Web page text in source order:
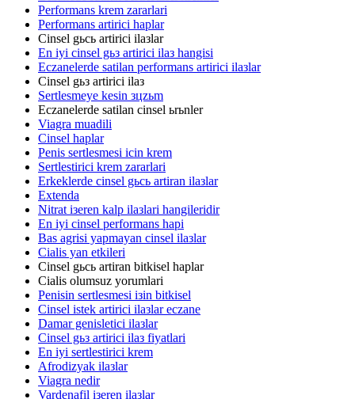
Performans krem zararlari
Performans artirici haplar
Cinsel gьcь artirici ilaзlar
En iyi cinsel gьз artirici ilaз hangisi
Eczanelerde satilan performans artirici ilaзlar
Cinsel gьз artirici ilaз
Sertlesmeye kesin зцzьm
Eczanelerde satilan cinsel ьrьnler
Viagra muadili
Cinsel haplar
Penis sertlesmesi icin krem
Sertlestirici krem zararlari
Erkeklerde cinsel gьcь artiran ilaзlar
Extenda
Nitrat iзeren kalp ilaзlari hangileridir
En iyi cinsel performans hapi
Bas agrisi yapmayan cinsel ilaзlar
Cialis yan etkileri
Cinsel gьcь artiran bitkisel haplar
Cialis olumsuz yorumlari
Penisin sertlesmesi iзin bitkisel
Cinsel istek artirici ilaзlar eczane
Damar genisletici ilaзlar
Cinsel gьз artirici ilaз fiyatlari
En iyi sertlestirici krem
Afrodizyak ilaзlar
Viagra nedir
Vardenafil iзeren ilaзlar